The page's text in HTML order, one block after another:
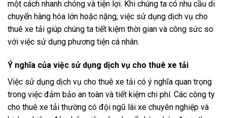
một cách nhanh chóng và tiện lợi. Khi chúng ta có nhu cầu di
chuyển hàng hóa lớn hoặc nặng, việc sử dụng dịch vụ cho
thuê xe tải giúp chúng ta tiết kiệm thời gian và công sức so
với việc sử dụng phương tiện cá nhân.
Ý nghĩa của việc sử dụng dịch vụ cho thuê xe tải
Việc sử dụng dịch vụ cho thuê xe tải có ý nghĩa quan trọng
trong việc đảm bảo an toàn và tiết kiệm chi phí. Các công ty
cho thuê xe tải thường có đội ngũ lái xe chuyên nghiệp và